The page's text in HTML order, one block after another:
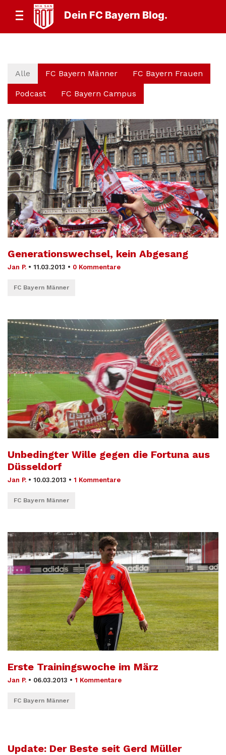
Dein FC Bayern Blog.
Alle FC Bayern Männer FC Bayern Frauen
Podcast FC Bayern Campus
Generationswechsel, kein Abgesang
Jan P. • 11.03.2013 • 0 Kommentare
FC Bayern Männer
Unbedingter Wille gegen die Fortuna aus
Düsseldorf
Jan P. • 10.03.2013 • 1 Kommentare
FC Bayern Männer
Erste Trainingswoche im März
Jan P. • 06.03.2013 • 1 Kommentare
FC Bayern Männer
Update: Der Beste seit Gerd Müller